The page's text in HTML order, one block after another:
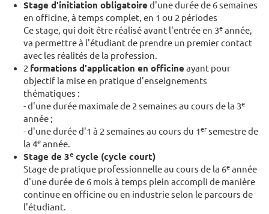
Stage d'initiation obligatoire d'une durée de 6 semaines
en officine, à temps complet, en 1 ou 2 périodes
Ce stage, qui doit être réalisé avant l'entrée en 3eannée,
va permettre à l'étudiant de prendre un premier contact
avec les réalités de la profession.
2 formations d'application en officine ayant pour
objectif la mise en pratique d'enseignements
thématiques :
- d'une durée maximale de 2 semaines au cours de la 3e
année ;
- d'une durée d'1 à 2 semaines au cours du 1er semestre de
la 4eannée.
Stage de 3ecycle (cycle court)
Stage de pratique professionnelle au cours de la 6eannée
d'une durée de 6 mois à temps plein accompli de manière
continue en officine ou en industrie selon le parcours de
l'étudiant.